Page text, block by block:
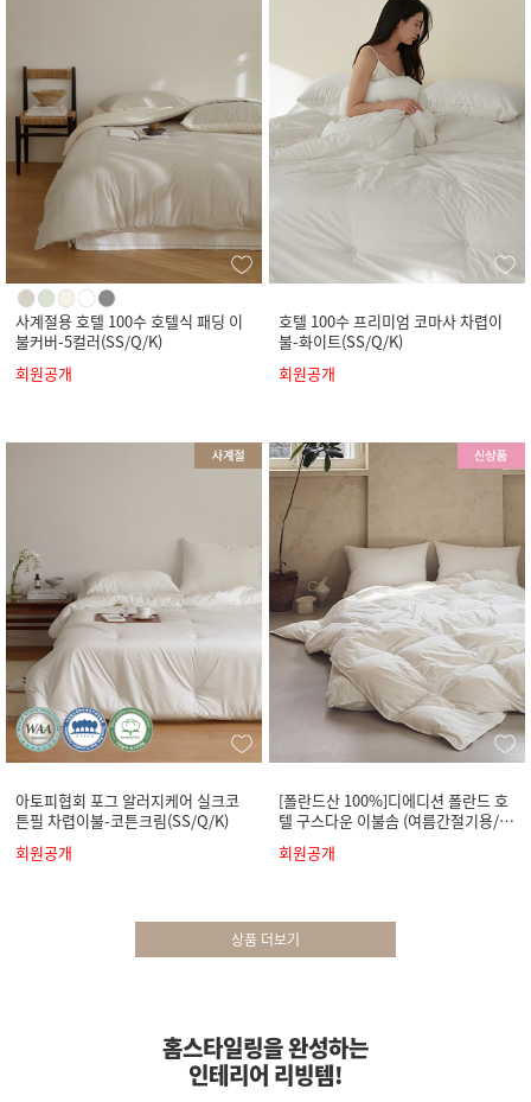
사계절용 호텔 100수 호텔식 패딩 이
불커버-5컬러(SS/Q/K)
회원공개
호텔 100수 프리미엄 코마사 차렵이
불-화이트(SS/Q/K)
회원공개
아토피협회 포그 알러지케어 실크코
튼필 차렵이불-코튼크림(SS/Q/K)
회원공개
[폴란드산 100%]디에디션 폴란드 호
텔 구스다운 이불솜 (여름간절기용/사
계절용)
회원공개
상품 더보기
홈스타일링을 완성하는
인테리어 리빙템!